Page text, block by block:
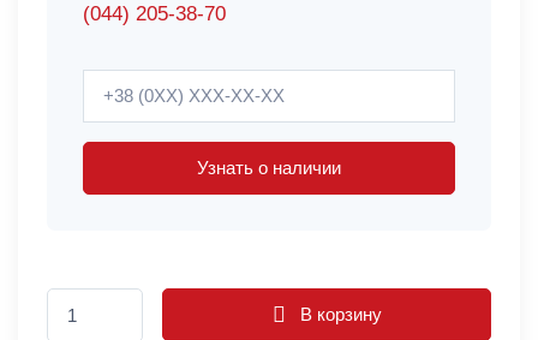
(044) 205-38-70
Узнать о наличии
В корзину